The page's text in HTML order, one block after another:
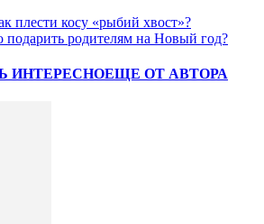
плести косу «рыбий хвост»?
подарить родителям на Новый год?
ИНТЕРЕСНОЕЩЕ ОТ АВТОРА